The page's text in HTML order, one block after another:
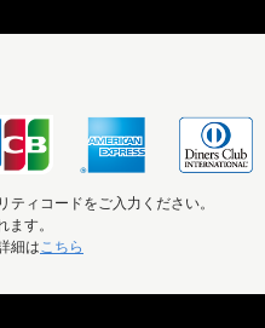
ィコードをご入力ください。
す。
細はこちら